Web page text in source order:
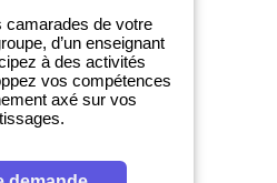
camarades de votre
d’un enseignant
à des activités
vos compétences
axé sur vos